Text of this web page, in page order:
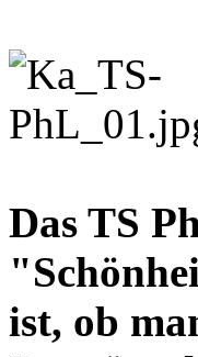
Das TS
ist, ob